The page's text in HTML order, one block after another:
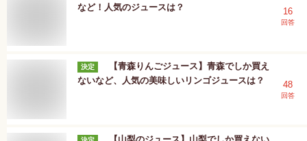
など！人気のジュースは？
16
回答
決定
【青森りんごジュース】青森でしか買え
ないなど、人気の美味しいリンゴジュースは？
48
回答